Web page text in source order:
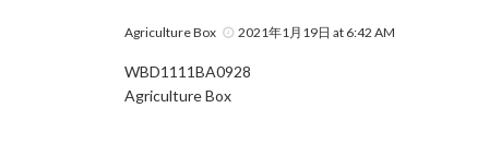
Agriculture Box 2021年1月19日 at 6:42 AM
WBD1111BA0928
Agriculture Box